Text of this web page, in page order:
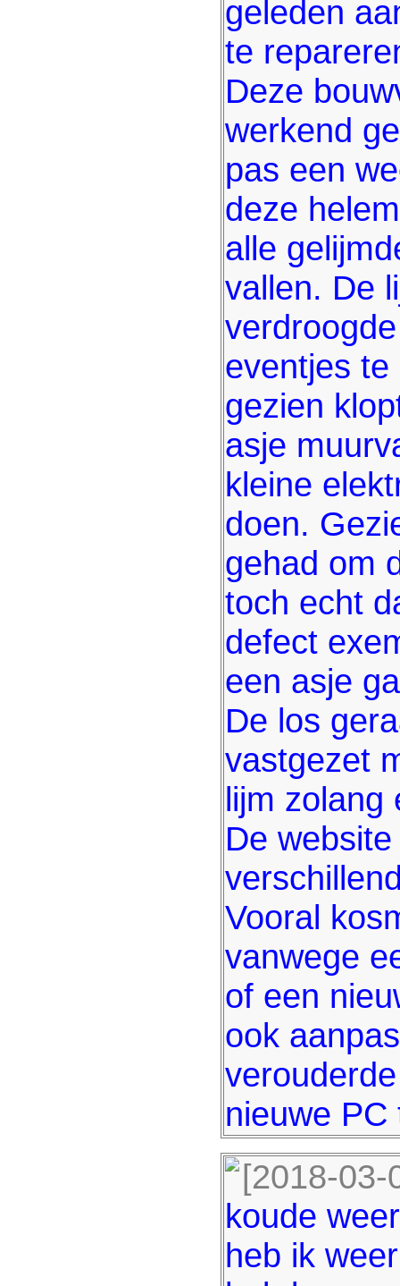
geleden
te
Deze
werkend
pas een
deze
alle
vallen. De
eventjes
gezien
asje
kleine
doen.
gehad om
toch echt
defect
een asje
De los
vastgezet
lijm zolang
De
Vooral
vanwege
of een
ook
nieuwe PC
[2018-03-
koude
heb ik